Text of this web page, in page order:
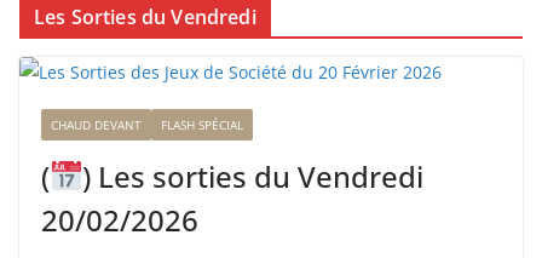
Les Sorties du Vendredi
CHAUD DEVANT FLASH SPÉCIAL
(
) Les sorties du Vendredi
20/02/2026